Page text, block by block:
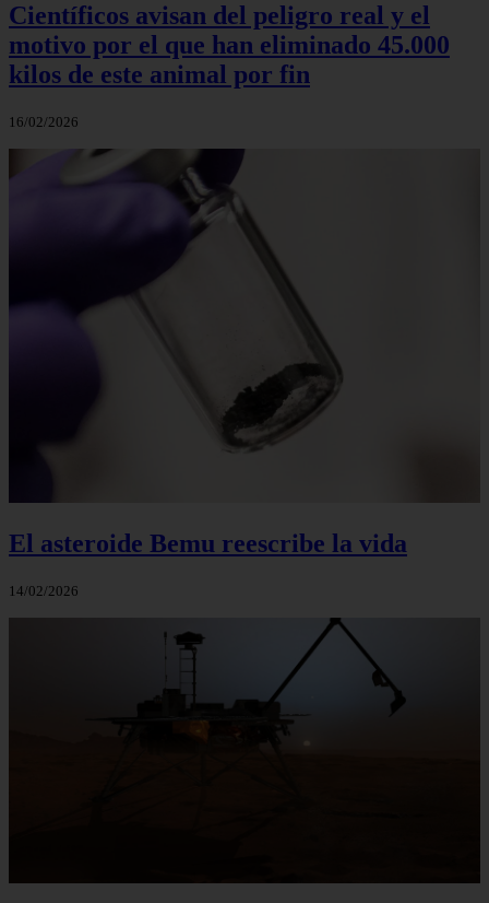
Científicos avisan del peligro real y el
motivo por el que han eliminado 45.000
kilos de este animal por fin
16/02/2026
El asteroide Bemu reescribe la vida
14/02/2026